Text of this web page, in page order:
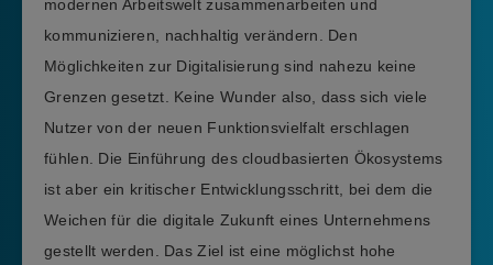
modernen Arbeitswelt zusammenarbeiten und
kommunizieren, nachhaltig verändern. Den
Möglichkeiten zur Digitalisierung sind nahezu keine
Grenzen gesetzt. Keine Wunder also, dass sich viele
Nutzer von der neuen Funktionsvielfalt erschlagen
fühlen. Die Einführung des cloudbasierten Ökosystems
ist aber ein kritischer Entwicklungsschritt, bei dem die
Weichen für die digitale Zukunft eines Unternehmens
gestellt werden. Das Ziel ist eine möglichst hohe